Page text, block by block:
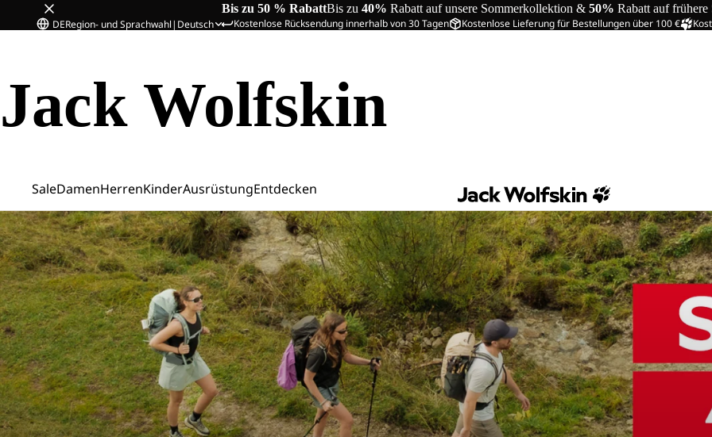
Bis zu 50 % RabattBis zu 40% Rabatt auf unsere Sommerkollektion & 50% Rabatt auf frühere
Kostenlose Rücksendung innerhalb von 30 Tagen Kostenlose Lieferung für Bestellungen über 100 €
DERegion- und Sprachwahl| Deutsch
Jack Wolfskin
SaleDamenHerrenKinderAusrüstungEntdecken